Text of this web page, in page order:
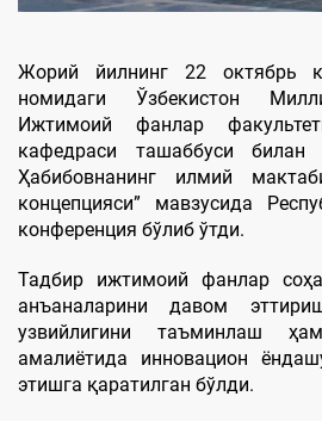
Жорий йилнинг 22 октябрь
номидаги Ўзбекистон
Ижтимоий фанлар
кафедраси ташаббуси билан
Ҳабибовнанинг илмий
концепцияси” мавзусида
конференция бўлиб ўтди.
Тадбир ижтимоий фанлар
анъаналарини давом
узвийлигини таъминлаш
амалиётида инновацион
этишга қаратилган бўлди.